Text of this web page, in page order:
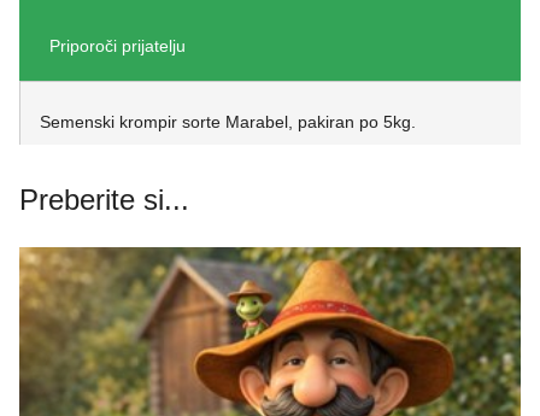
Priporoči prijatelju
Semenski krompir sorte Marabel, pakiran po 5kg.
Preberite si...